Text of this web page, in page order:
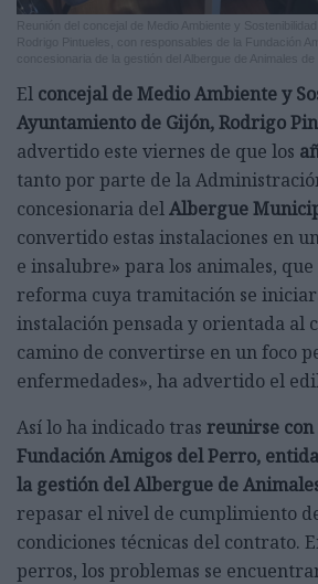
Reunión del concejal de Medio Ambiente y Sostenibilidad
Rodrigo Pintueles, con responsables de la Fundación
El concejal de Medio Ambiente y
Ayuntamiento de Gijón, Rodrigo
advertido este viernes de que los
tanto por parte de la
concesionaria delAlbergue
convertido estas instalaciones en
e insalubre» para los animales,
reforma cuya tramitación se
instalación pensada y orientada al
camino de convertirse en un foco
enfermedades», ha advertido el
Así lo ha indicado tras reunirse con
Fundación Amigos del Perro,
la gestión del Albergue de
repasar el nivel de cumplimiento
condiciones técnicas del contrato.
perros, los problemas se